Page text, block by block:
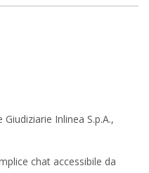
Inlinea S.p.A.,
chat accessibile da